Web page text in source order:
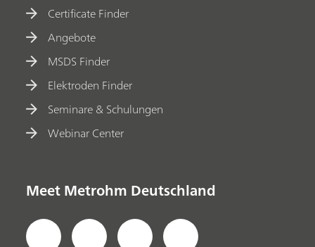
Certificate Finder
Angebote
MSDS Finder
Elektroden Finder
Seminare & Schulungen
Webinar Center
Meet Metrohm Deutschland